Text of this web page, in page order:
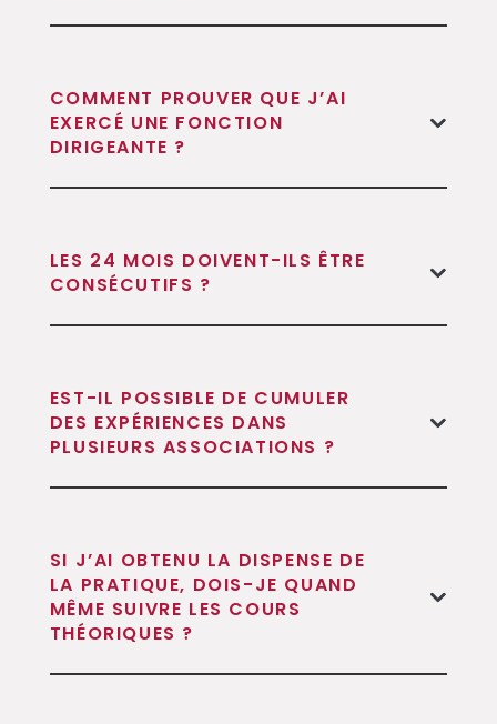
COMMENT PROUVER QUE J’AI
EXERCÉ UNE FONCTION
DIRIGEANTE ?
LES 24 MOIS DOIVENT-ILS ÊTRE
CONSÉCUTIFS ?
EST-IL POSSIBLE DE CUMULER
DES EXPÉRIENCES DANS
PLUSIEURS ASSOCIATIONS ?
SI J’AI OBTENU LA DISPENSE DE
LA PRATIQUE, DOIS-JE QUAND
MÊME SUIVRE LES COURS
THÉORIQUES ?